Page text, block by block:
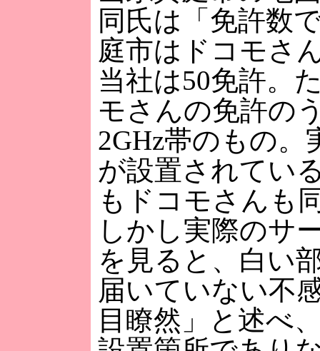
同氏は「免許数
庭市はドコモさ
当社は50免許。
モさんの免許の
2GHz帯のもの。
が設置されてい
もドコモさんも
しかし実際のサ
を見ると、白い
届いていない不
目瞭然」と述べ